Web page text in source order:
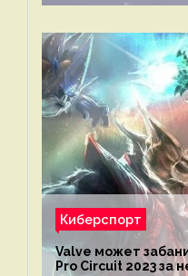
Киберспорт
Valve может
Pro Circuit 2023 за